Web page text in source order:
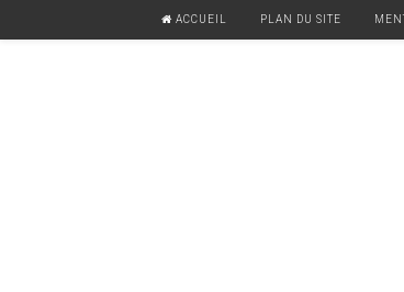
ACCUEIL PLAN DU SITE